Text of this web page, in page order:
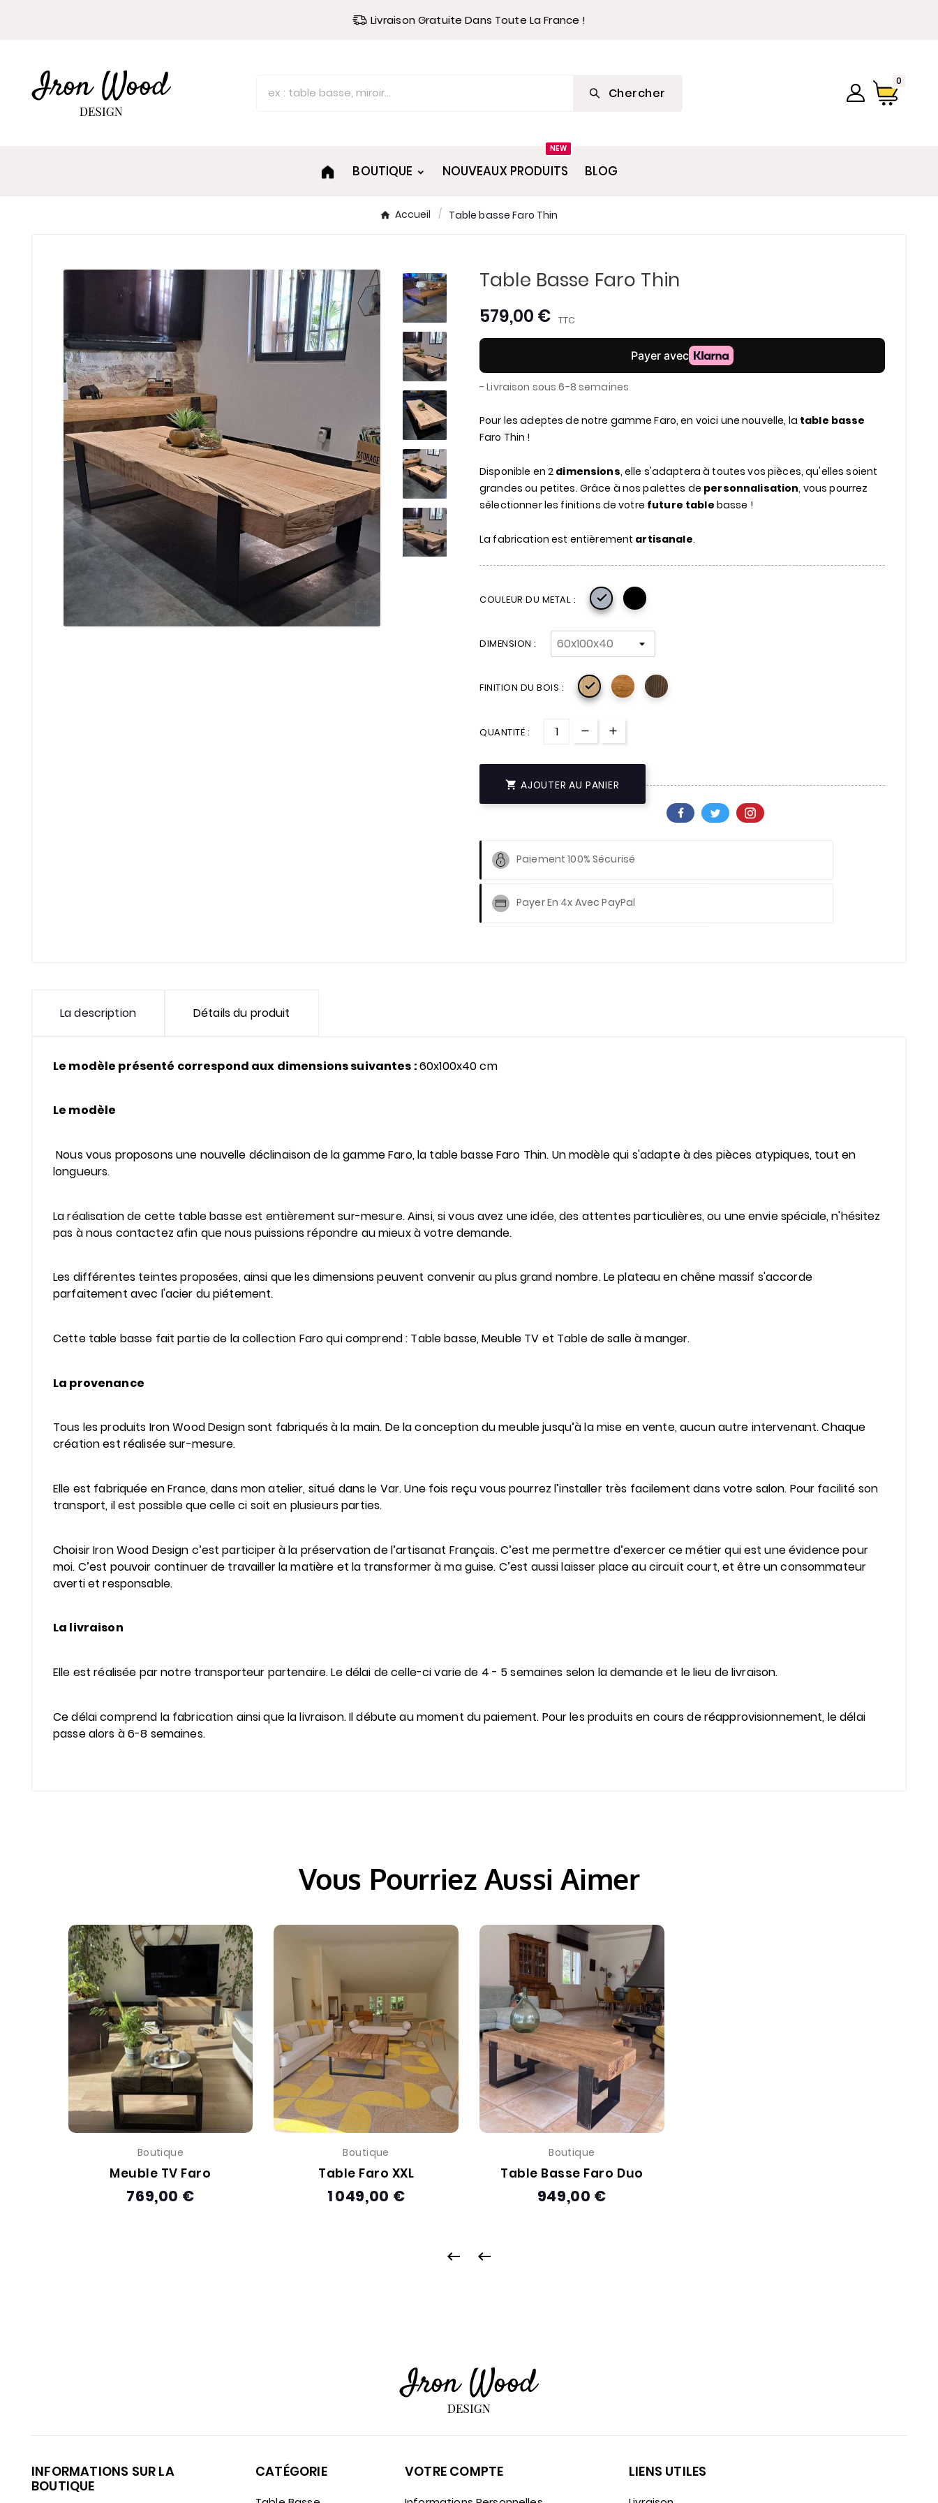
Livraison Gratuite Dans Toute La France !
Chercher
0
BOUTIQUE NOUVEAUX PRODUITS
NEW
BLOG
Accueil Table basse Faro Thin
Table Basse Faro Thin
579,00 € TTC
- Livraison sous 6-8 semaines
Pour les adeptes de notre gamme Faro, en voici une nouvelle, la table basse
Faro Thin !
Disponible en 2 dimensions, elle s'adaptera à toutes vos pièces, qu'elles soient
grandes ou petites. Grâce à nos palettes de personnalisation, vous pourrez
sélectionner les finitions de votre future table basse !
La fabrication est entièrement artisanale.
COULEUR DU METAL : 
DIMENSION :
FINITION DU BOIS : 
QUANTITÉ :
 AJOUTER AU PANIER
Paiement 100% Sécurisé
Payer En 4x Avec PayPal
La description Détails du produit
Le modèle présenté correspond aux dimensions suivantes :60x100x40 cm
Le modèle
Nous vous proposons une nouvelle déclinaison de la gamme Faro, la table basse Faro Thin. Un modèle qui s'adapte à des pièces atypiques, tout en
longueurs.
La réalisation de cette table basse est entièrement sur-mesure. Ainsi, si vous avez une idée, des attentes particulières, ou une envie spéciale, n'hésitez
pas à nous contactez afin que nous puissions répondre au mieux à votre demande.
Les différentes teintes proposées, ainsi que les dimensions peuvent convenir au plus grand nombre. Le plateau en chêne massif s'accorde
parfaitement avec l'acier du piétement.
Cette table basse fait partie de la collection Faro qui comprend : Table basse, Meuble TV et Table de salle à manger.
La provenance
Tous les produits Iron Wood Design sont fabriqués à la main. De la conception du meuble jusqu’à la mise en vente, aucun autre intervenant. Chaque
création est réalisée sur-mesure.
Elle est fabriquée en France, dans mon atelier, situé dans le Var. Une fois reçu vous pourrez l’installer très facilement dans votre salon. Pour facilité son
transport, il est possible que celle ci soit en plusieurs parties.
Choisir Iron Wood Design c’est participer à la préservation de l’artisanat Français. C’est me permettre d’exercer ce métier qui est une évidence pour
moi. C’est pouvoir continuer de travailler la matière et la transformer à ma guise. C’est aussi laisser place au circuit court, et être un consommateur
averti et responsable.
La livraison
Elle est réalisée par notre transporteur partenaire. Le délai de celle-ci varie de 4 - 5 semaines selon la demande et le lieu de livraison.
Ce délai comprend la fabrication ainsi que la livraison. Il débute au moment du paiement. Pour les produits en cours de réapprovisionnement, le délai
passe alors à 6-8 semaines.
Vous Pourriez Aussi Aimer
Boutique
Meuble TV Faro
769,00 €Prix
Boutique
Table Faro XXL
1 049,00 €Prix
Boutique
Table Basse Faro Duo
949,00 €Prix
 
INFORMATIONS SUR LA
BOUTIQUE
CATÉGORIE VOTRE COMPTE LIENS UTILES